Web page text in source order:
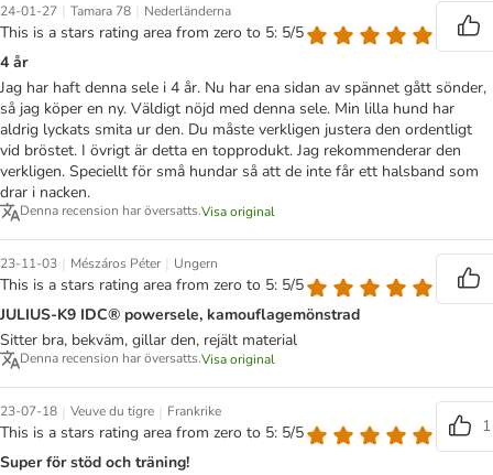
24-01-27 | Tamara 78 | Nederländerna
This is a stars rating area from zero to 5: 5/5
4 år
Jag har haft denna sele i 4 år. Nu har ena sidan av spännet gått sönder,
så jag köper en ny. Väldigt nöjd med denna sele. Min lilla hund har
aldrig lyckats smita ur den. Du måste verkligen justera den ordentligt
vid bröstet. I övrigt är detta en topprodukt. Jag rekommenderar den
verkligen. Speciellt för små hundar så att de inte får ett halsband som
drar i nacken.
Denna recension har översatts.Visa original
23-11-03 | Mészáros Péter | Ungern
This is a stars rating area from zero to 5: 5/5
JULIUS-K9 IDC® powersele, kamouflagemönstrad
Sitter bra, bekväm, gillar den, rejält material
Denna recension har översatts.Visa original
23-07-18 | Veuve du tigre | Frankrike
This is a stars rating area from zero to 5: 5/5
1
Super för stöd och träning!